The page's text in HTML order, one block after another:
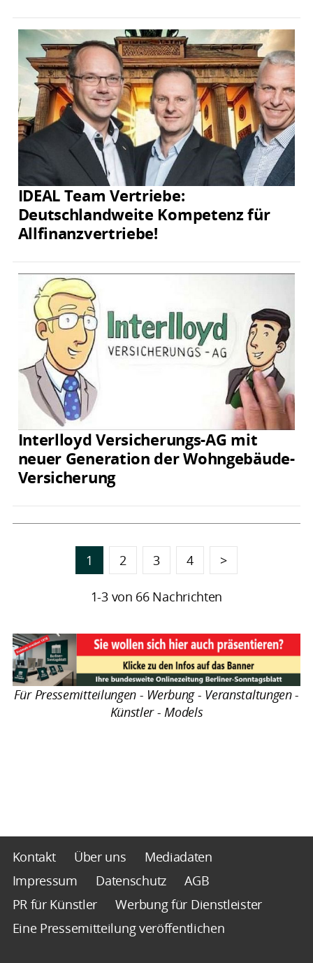
IDEAL Team Vertriebe:
Deutschlandweite Kompetenz für
Allfinanzvertriebe!
Interlloyd Versicherungs-AG mit
neuer Generation der Wohngebäude-
Versicherung
1 2 3 4 >
1-3 von 66 Nachrichten
Für Pressemitteilungen - Werbung - Veranstaltungen -
Künstler - Models
Kontakt Über uns
Mediadaten
Impressum
Datenschutz
AGB
PR für Künstler
Werbung für Dienstleister
Eine Pressemitteilung veröffentlichen